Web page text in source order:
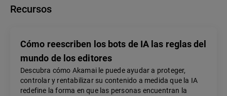
Recursos
Cómo reescriben los bots de IA las reglas del
mundo de los editores
Descubra cómo Akamai le puede ayudar a proteger,
controlar y rentabilizar su contenido a medida que la IA
redefine la forma en que las personas encuentran la